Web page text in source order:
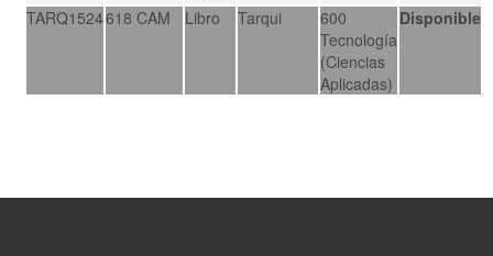
TARQ1524618 CAM Libro Tarqui
600
Tecnología
(Ciencias
Aplicadas)
Disponible